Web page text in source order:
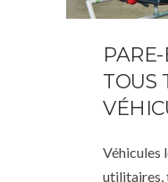
TOUS
Véhicules
utilitaires,